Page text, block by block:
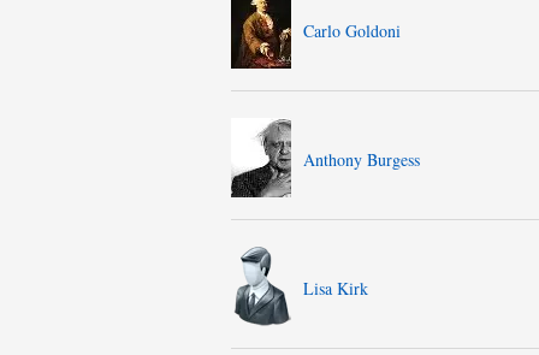
Carlo Goldoni
Anthony Burgess
Lisa Kirk